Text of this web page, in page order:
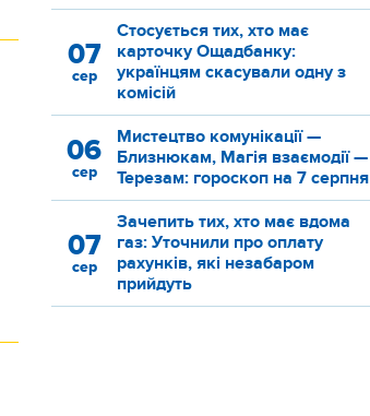
07
сер
Стосується тих, хто має
карточку Ощадбанку:
українцям скасували одну з
комісій
06
сер
Мистецтво комунікації —
Близнюкам, Магія взаємодії —
Терезам: гороскоп на 7 серпня
07
сер
Зачепить тих, хто має вдома
газ: Уточнили про оплату
рахунків, які незабаром
прийдуть